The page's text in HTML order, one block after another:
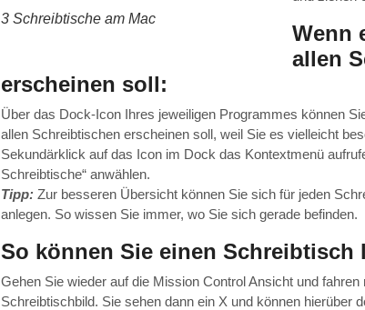
3 Schreibtische am Mac
Wenn
allen
erscheinen soll:
Über das Dock-Icon Ihres jeweiligen Programmes können
allen Schreibtischen erscheinen soll, weil Sie es vielleicht
Sekundärklick auf das Icon im Dock das Kontextmenü
Schreibtische“ anwählen.
Tipp: Zur besseren Übersicht können Sie sich für jeden
anlegen. So wissen Sie immer, wo Sie sich gerade befinden.
So können Sie einen Schreibtisch
Gehen Sie wieder auf die Mission Control Ansicht und
Schreibtischbild. Sie sehen dann ein X und können hierüber